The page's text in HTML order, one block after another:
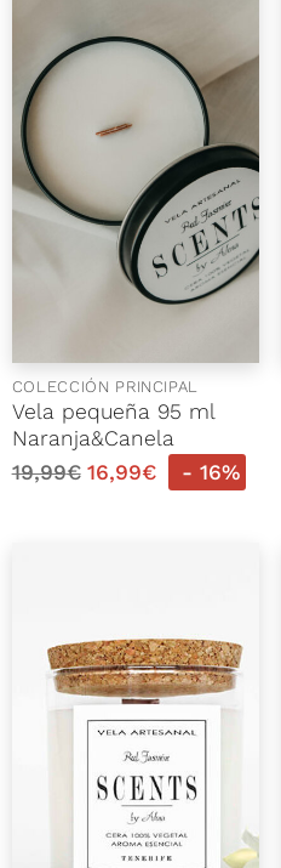
COLECCIÓN PRINCIPAL
Vela pequeña 95 ml
Naranja&Canela
19,99€ 16,99€ - 16%